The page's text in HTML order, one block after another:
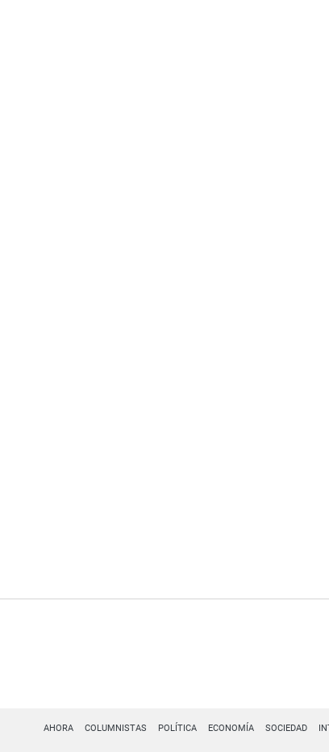
AHORA COLUMNISTAS POLÍTICA ECONOMÍA SOCIEDAD